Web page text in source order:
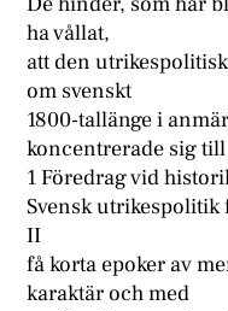
ha vållat,
att den
om svenskt
1800-tallänge i
koncentrerade sig
1 Föredrag vid
Svensk utrikespolitik
II
få korta epoker av
karaktär och med